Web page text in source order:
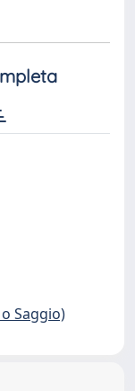
Saggio)